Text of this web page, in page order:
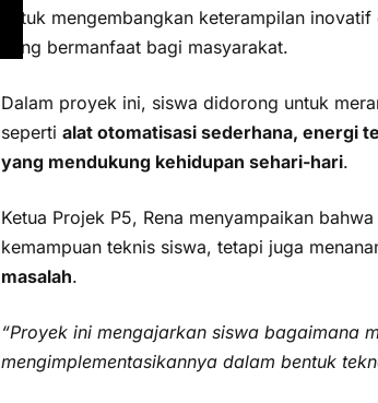
untuk mengembangkan keterampilan
yang bermanfaat bagi masyarakat.
Dalam proyek ini, siswa didorong untuk
seperti alat otomatisasi sederhana, energi
yang mendukung kehidupan sehari-hari.
Ketua Projek P5, Rena menyampaikan bahwa
kemampuan teknis siswa, tetapi juga
masalah.
“Proyek ini mengajarkan siswa bagaimana
mengimplementasikannya dalam bentuk